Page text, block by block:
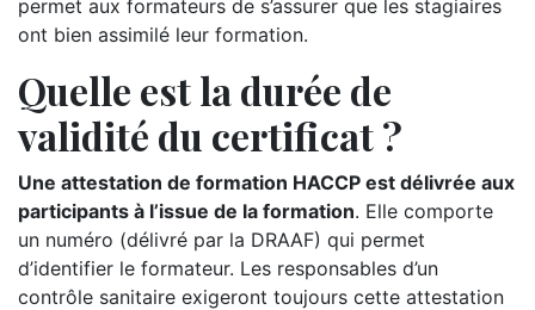
permet aux formateurs de s’assurer que les stagiaires
ont bien assimilé leur formation.
Quelle est la durée de
validité du certificat ?
Une attestation de formation HACCP est délivrée aux
participants à l’issue de la formation. Elle comporte
un numéro (délivré par la DRAAF) qui permet
d’identifier le formateur. Les responsables d’un
contrôle sanitaire exigeront toujours cette attestation